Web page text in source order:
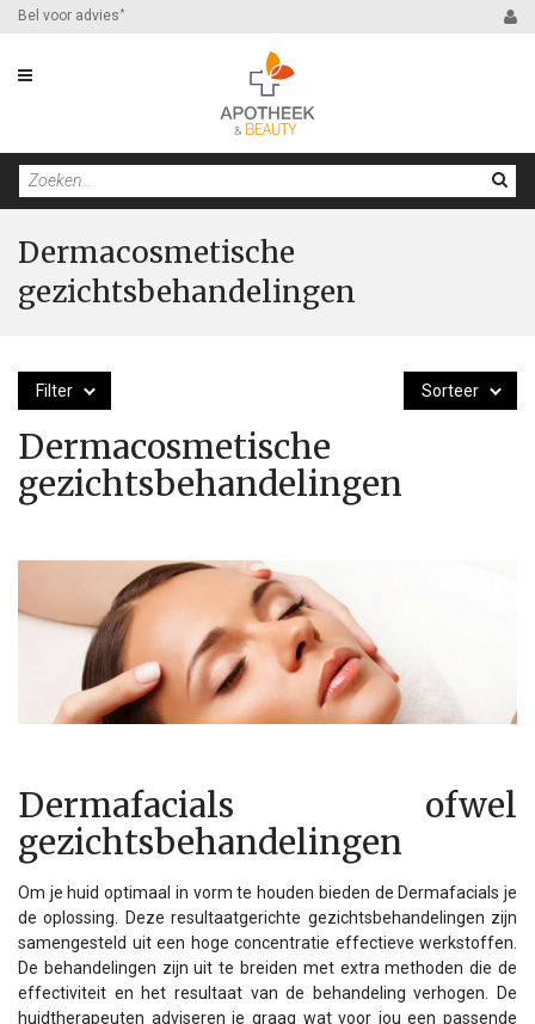
Bel voor advies *
Dermacosmetische
gezichtsbehandelingen
Filter Sorteer
Dermacosmetische
gezichtsbehandelingen
Dermafacials ofwel
gezichtsbehandelingen
Om je huid optimaal in vorm te houden bieden de Dermafacials je
de oplossing. Deze resultaatgerichte gezichtsbehandelingen zijn
samengesteld uit een hoge concentratie effectieve werkstoffen.
De behandelingen zijn uit te breiden met extra methoden die de
effectiviteit en het resultaat van de behandeling verhogen. De
huidtherapeuten adviseren je graag wat voor jou een passende